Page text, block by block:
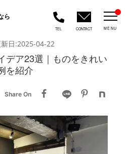
ら
TEL CONTACT MENU
日:2025-04-22
デア23選｜ものをきれい
を紹介
Share On